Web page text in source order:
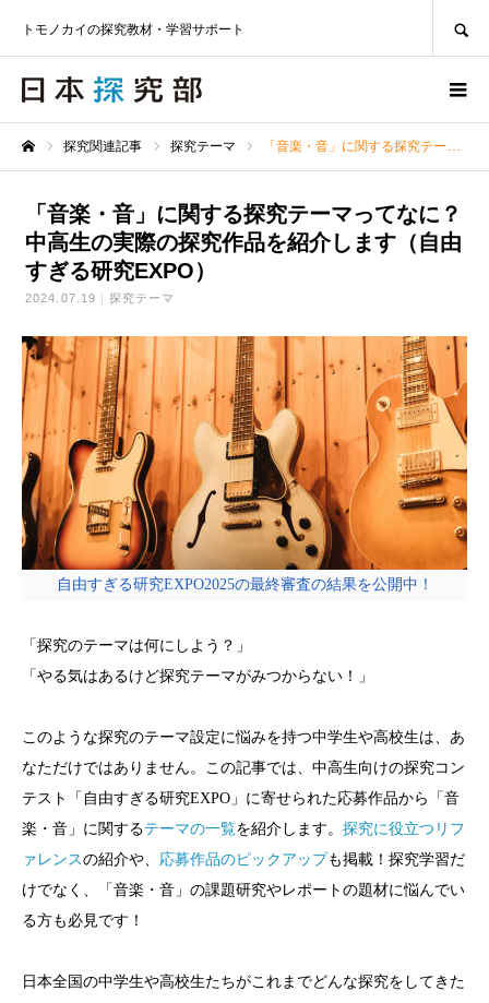
トモノカイの探究教材・学習サポート
探究関連記事 探究テーマ 「音楽・音」に関する探究テーマってなに？ 中高生の実際の探究作品を紹介します（自由すぎる研究EXPO）
「音楽・音」に関する探究テーマってなに？
中高生の実際の探究作品を紹介します（自由
すぎる研究EXPO）
2024.07.19 探究テーマ
自由すぎる研究EXPO2025の最終審査の結果を公開中！
「探究のテーマは何にしよう？」
「やる気はあるけど探究テーマがみつからない！」
このような探究のテーマ設定に悩みを持つ中学生や高校生は、あ
なただけではありません。この記事では、中高生向けの探究コン
テスト「自由すぎる研究EXPO」に寄せられた応募作品から「音
楽・音」に関するテーマの一覧を紹介します。 探究に役立つリフ
ァレンスの紹介や、 応募作品のピックアップも掲載！探究学習だ
けでなく、「音楽・音」の課題研究やレポートの題材に悩んでい
る方も必見です！
日本全国の中学生や高校生たちがこれまでどんな探究をしてきた